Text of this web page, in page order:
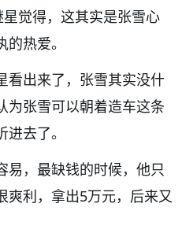
星觉得，这其实是张雪心
热爱。
看出来了，张雪其实没什
为张雪可以朝着造车这条
去了。
易，最缺钱的时候，他只
爽利，拿出5万元，后来又